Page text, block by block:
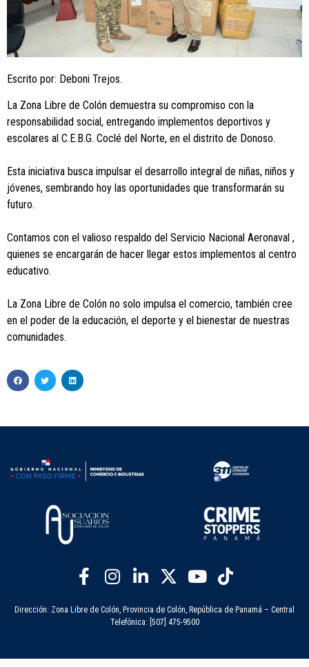
Escrito por: Deboni Trejos.
La Zona Libre de Colón demuestra su compromiso con la
responsabilidad social, entregando implementos deportivos y
escolares al C.E.B.G. Coclé del Norte, en el distrito de Donoso.
Esta iniciativa busca impulsar el desarrollo integral de niñas, niños y
jóvenes, sembrando hoy las oportunidades que transformarán su
futuro.
Contamos con el valioso respaldo del Servicio Nacional Aeronaval ,
quienes se encargarán de hacer llegar estos implementos al centro
educativo.
La Zona Libre de Colón no solo impulsa el comercio, también cree
en el poder de la educación, el deporte y el bienestar de nuestras
comunidades.
Dirección: Zona Libre de Colón, Provincia de Colón, República de Panamá – Central
Telefónica: [507] 475-9500